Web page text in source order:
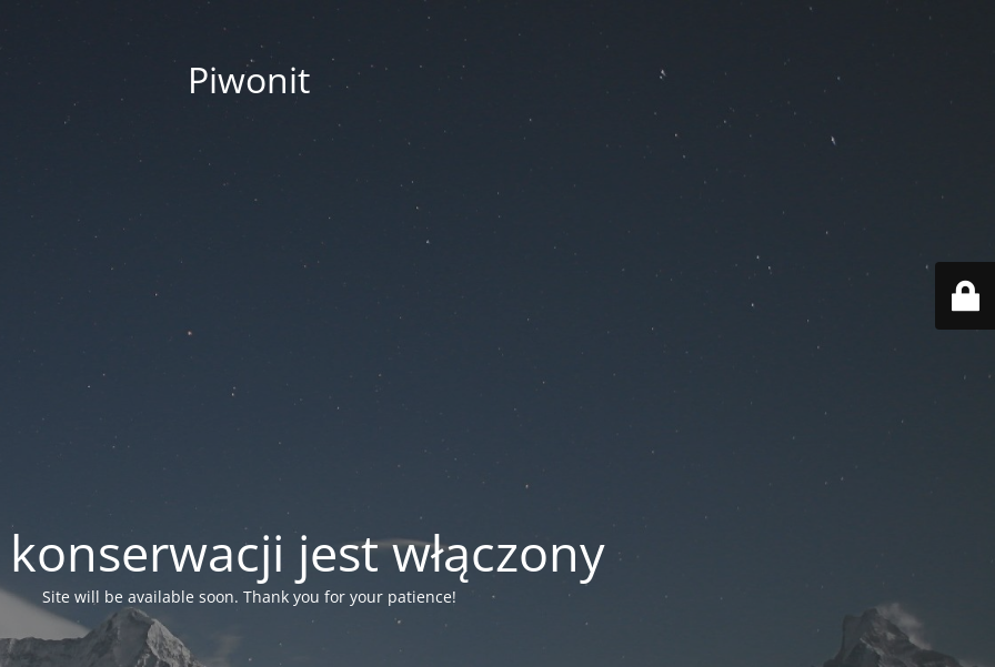
Piwonit
jest włączony
Site will be available soon. Thank you for your patience!